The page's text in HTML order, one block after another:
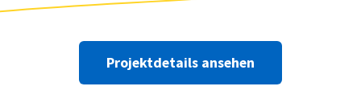
Projektdetails ansehen